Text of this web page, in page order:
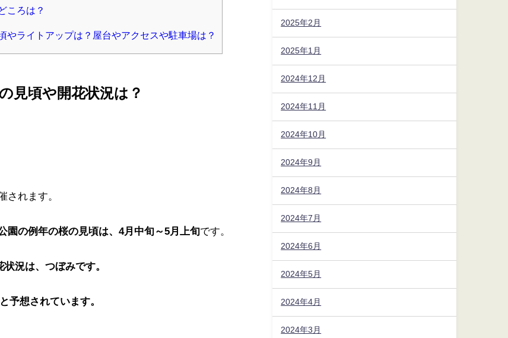
ころは？
やライトアップは？屋台やアクセスや駐車場は？
見頃や開花状況は？
されます。
園の例年の桜の見頃は、4月中旬～5月上旬です。
況は、つぼみです。
と予想されています。
2025年2月
2025年1月
2024年12月
2024年11月
2024年10月
2024年9月
2024年8月
2024年7月
2024年6月
2024年5月
2024年4月
2024年3月